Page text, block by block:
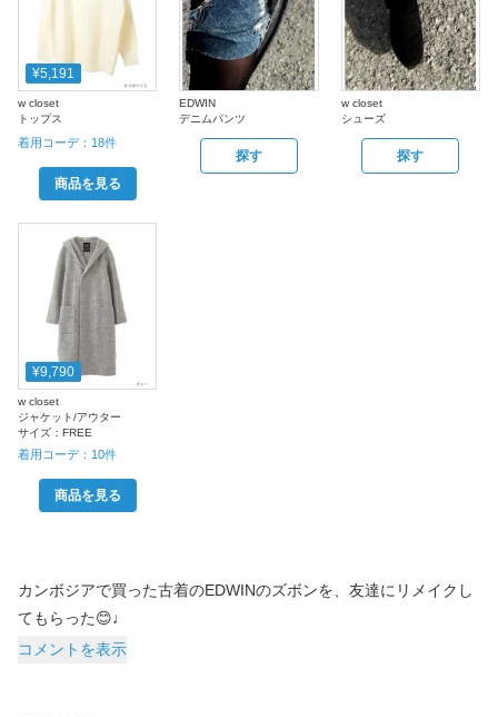
¥5,191
w closet
トップス
着用コーデ： 18件
商品を見る
EDWIN
デニムパンツ
探す
w closet
シューズ
探す
¥9,790
w closet
ジャケット/アウター
サイズ： FREE
着用コーデ： 10件
商品を見る
カンボジアで買った古着のEDWINのズボンを、友達にリメイクし
てもらった😊♩
コメントを表示